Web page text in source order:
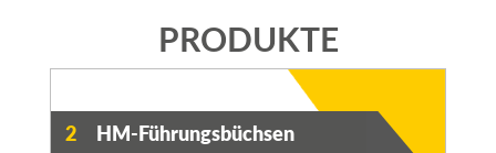
PRODUKTE
2 HM-Führungsbüchsen